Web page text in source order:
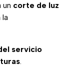
un corte de luz
la
servicio
.